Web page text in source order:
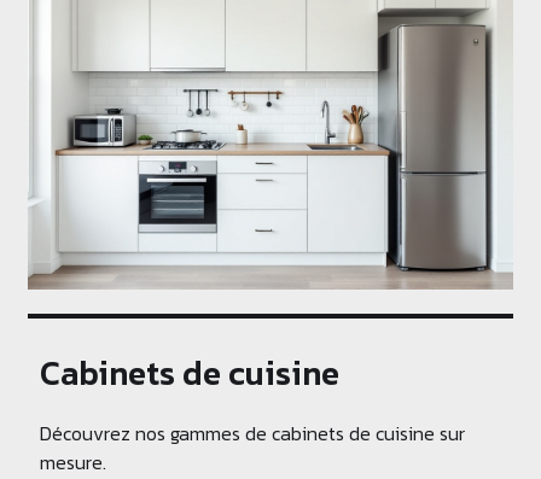
Cabinets de cuisine
Découvrez nos gammes de cabinets de cuisine sur
mesure.